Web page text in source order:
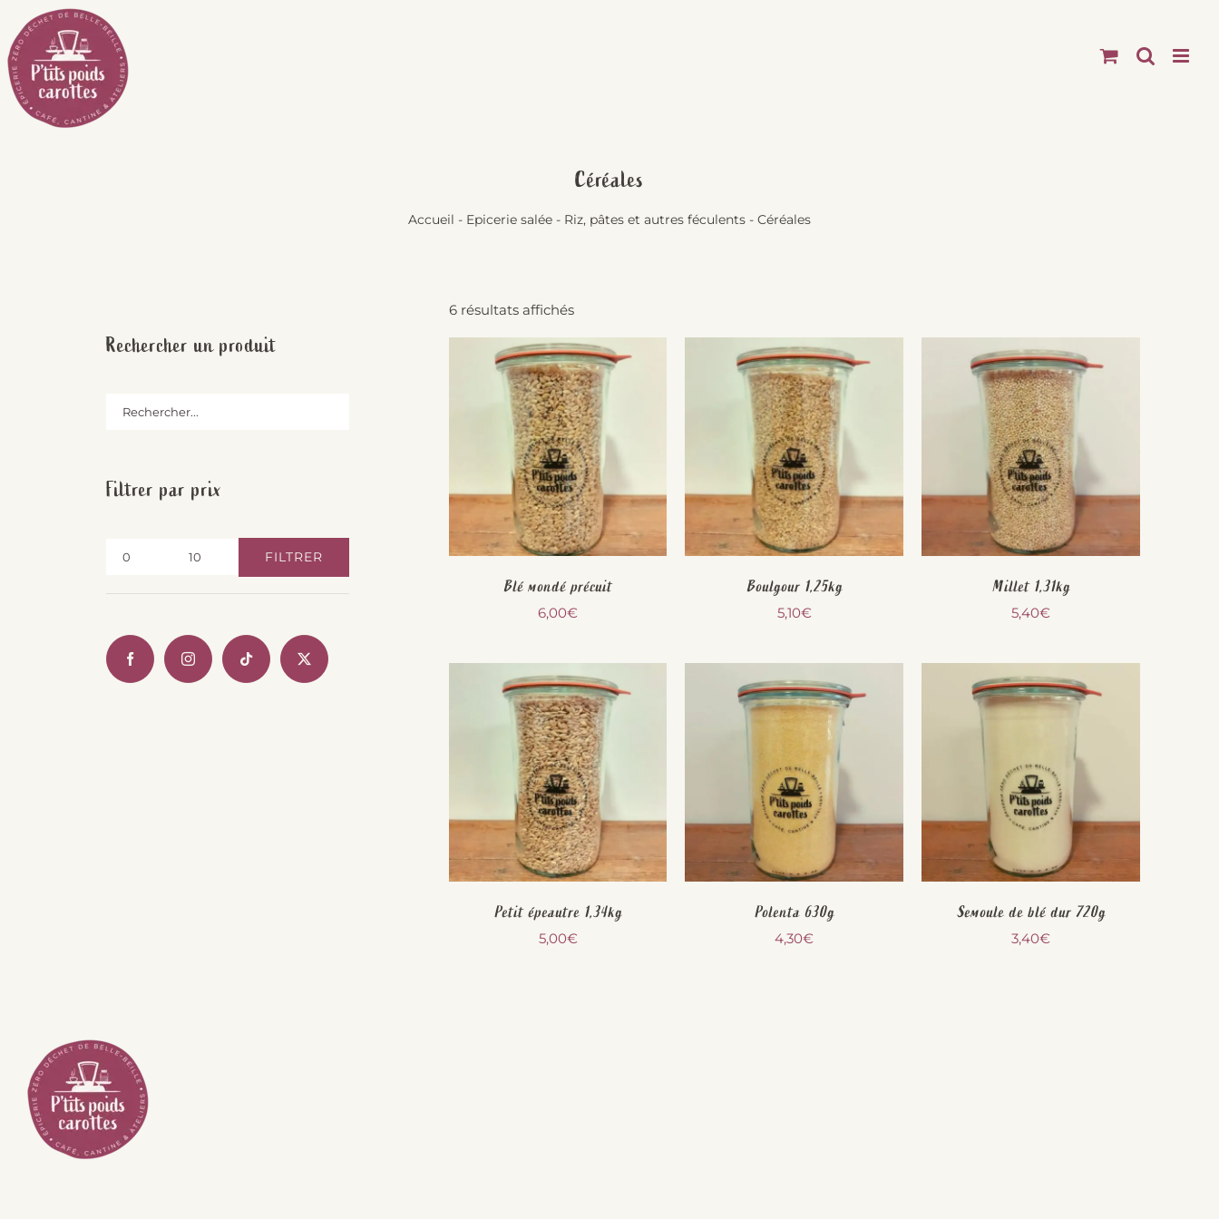
Passer
au
contenu
Céréales
Accueil - Epicerie salée - Riz, pâtes et autres féculents - Céréales
6 résultats affichés
Blé mondé précuit
6,00€
Boulgour 1,25kg
5,10€
Millet 1,31kg
5,40€
Petit épeautre 1,34kg
5,00€
Polenta 630g
4,30€
Semoule de blé dur 720g
3,40€
Rechercher un produit
Filtrer par prix
min
max
FILTRER